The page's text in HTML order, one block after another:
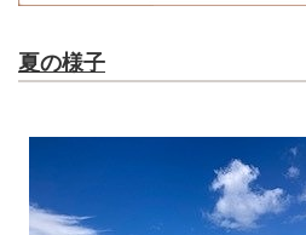
夏の様子